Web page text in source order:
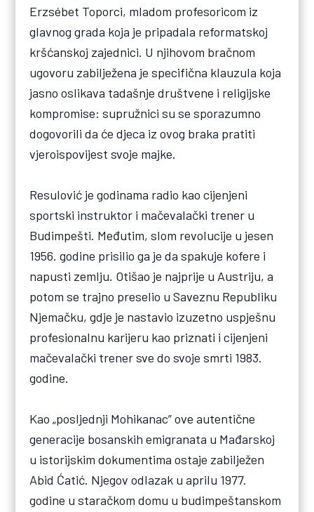
Erzsébet Toporci, mladom profesoricom iz
glavnog grada koja je pripadala reformatskoj
kršćanskoj zajednici. U njihovom bračnom
ugovoru zabilježena je specifična klauzula koja
jasno oslikava tadašnje društvene i religijske
kompromise: supružnici su se sporazumno
dogovorili da će djeca iz ovog braka pratiti
vjeroispovijest svoje majke.
Resulović je godinama radio kao cijenjeni
sportski instruktor i mačevalački trener u
Budimpešti. Međutim, slom revolucije u jesen
1956. godine prisilio ga je da spakuje kofere i
napusti zemlju. Otišao je najprije u Austriju, a
potom se trajno preselio u Saveznu Republiku
Njemačku, gdje je nastavio izuzetno uspješnu
profesionalnu karijeru kao priznati i cijenjeni
mačevalački trener sve do svoje smrti 1983.
godine.
Kao „posljednji Mohikanac” ove autentične
generacije bosanskih emigranata u Mađarskoj
u istorijskim dokumentima ostaje zabilježen
Abid Ćatić. Njegov odlazak u aprilu 1977.
godine u staračkom domu u budimpeštanskom